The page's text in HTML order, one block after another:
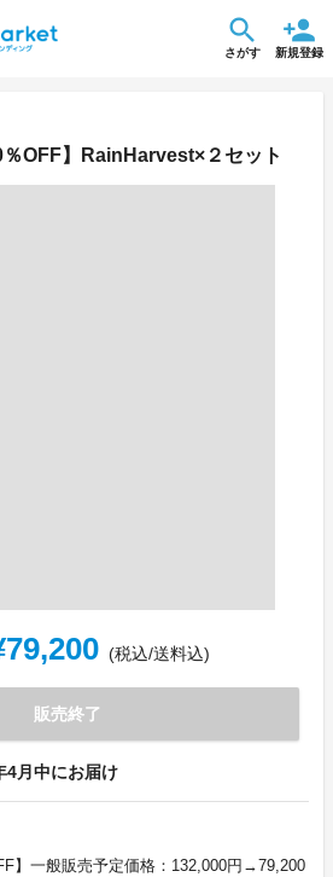
さがす 新規登録
％OFF】RainHarvest×２セット
(税込/送料込)
販売終了
4月中にお届け
】一般販売予定価格：132,000円→79,200